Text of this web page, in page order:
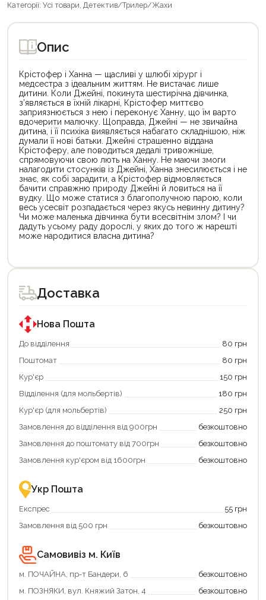
Категорії: Усі товари, Детектив/Трилер/Жахи
Опис
Крістофер і Ханна — щасливі у шлюбі хірург і
медсестра з ідеальним життям. Не вистачає лише
дитини. Коли Джейні, покинута шестирічна дівчинка,
з’являється в їхній лікарні, Крістофер миттєво
заприязнюється з нею і переконує Ханну, що їм варто
вдочерити малючку. Щоправда, Джейні — не звичайна
дитина, і її психіка виявляється набагато складнішою, ніж
думали її нові батьки. Джейні страшенно віддана
Крістоферу, але поводиться дедалі тривожніше,
спрямовуючи свою лють на Ханну. Не маючи змоги
налагодити стосунків із Джейні, Ханна знесилюється і не
знає, як собі зарадити, а Крістофер відмовляється
бачити справжню природу Джейні й ловиться на її
вудку. Що може статися з благополучною парою, коли
весь усесвіт розпадається через якусь невинну дитину?
Чи може маленька дівчинка бути всесвітнім злом? І чи
дадуть усьому раду дорослі, у яких до того ж нарешті
може народитися власна дитина?
товар
для
покупки
державною
програмою
єКнига.
Використовуйте
карту
щоб
зекономити
та
отримати
переваги!
картою
єКнига
–
зручно
та
вигідно!
товар
для
покупки
державною
програмою
«Національний
кешбек».
покупку
«Національний
кешбек»
та
отримуйте
повернення
Економте
більше
разом
державною
підтримкою!
Доставка
Нова Пошта
До відділення
80 грн
Поштомат
80 грн
Кур'єр
150 грн
Відділення (для мольбертів)
180 грн
Кур'єр (для мольбертів)
250 грн
Замовлення до відділення від 900грн
безкоштовно
Замовлення до поштомату від 700грн
безкоштовно
Замовлення кур'єром від 1600грн
безкоштовно
Укр Пошта
Експрес
55 грн
Замовлення від 500 грн
безкоштовно
Самовивіз м. Київ
м. ПОЧАЙНА, пр-т Бандери, 6
безкоштовно
м. ПОЗНЯКИ, вул. Княжий Затон, 4
безкоштовно